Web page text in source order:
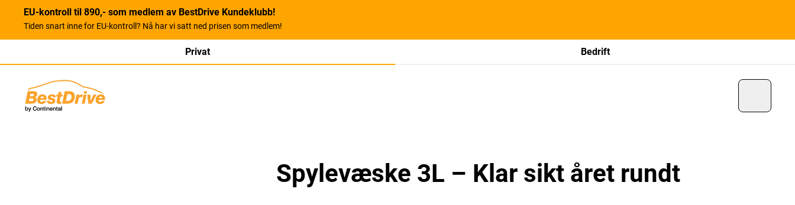
EU-kontroll til 890,- som medlem av BestDrive Kundeklubb!
Tiden snart inne for EU-kontroll? Nå har vi satt ned prisen som medlem!
Privat Bedrift
Spylevæske 3L – Klar sikt året rundt